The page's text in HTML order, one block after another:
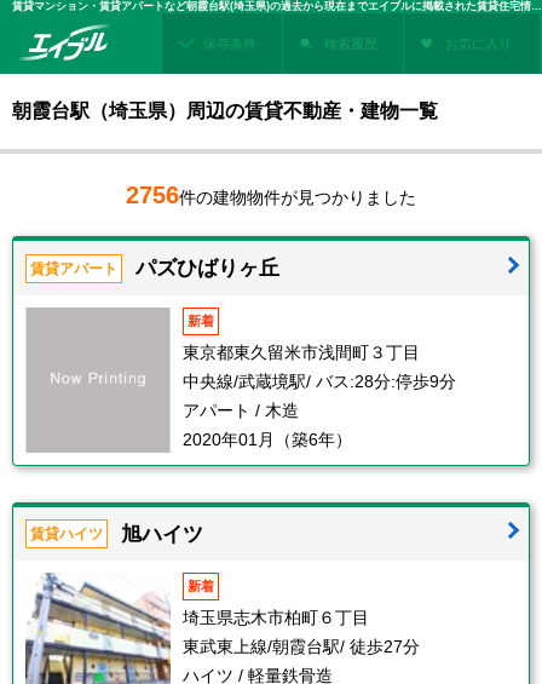
賃貸マンション・賃貸アパートなど朝霞台駅(埼玉県)の過去から現在までエイブルに掲載された賃貸住宅情報・建物情報を検索！不動産賃貸を探すなら、お部屋探しのエイブル
保存条件 検索履歴 お気に入り
朝霞台駅（埼玉県）周辺の賃貸不動産・建物一覧
2756件の建物物件が見つかりました
賃貸アパート パズひばりヶ丘
新着
東京都東久留米市浅間町３丁目
中央線/武蔵境駅/ バス:28分:停歩9分
アパート / 木造
2020年01月（築6年）
賃貸ハイツ 旭ハイツ
新着
埼玉県志木市柏町６丁目
東武東上線/朝霞台駅/ 徒歩27分
ハイツ / 軽量鉄骨造